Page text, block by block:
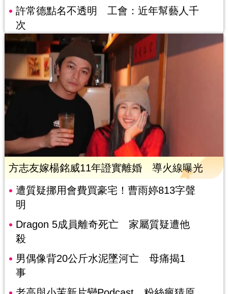
許常德點名不透明 工會：近年幫藝人千
次
方志友嫁楊銘威11年證實離婚 導火線曝光
遭質疑挪用會費買豪宅！曹雨婷813字聲
明
Dragon 5成員離奇死亡 家屬質疑遭他
殺
男偶像背20公斤水泥墜河亡 母痛揭1
事